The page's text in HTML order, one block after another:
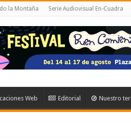
la Montaña Serie Audiovisual En-Cuadra
Web Editorial Nuestro